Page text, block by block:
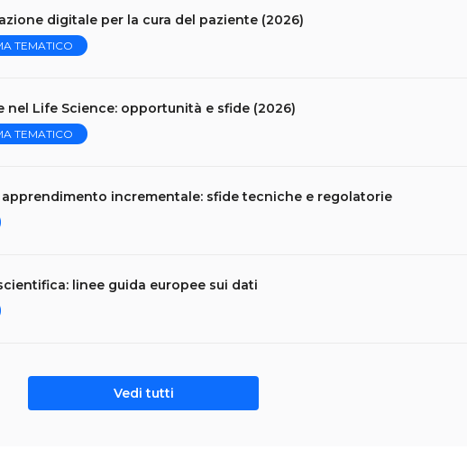
digitale per la cura del paziente (2026)
TEMATICO
nel Life Science: opportunità e sfide (2026)
TEMATICO
apprendimento incrementale: sfide tecniche e regolatorie
linee guida europee sui dati
Vedi tutti